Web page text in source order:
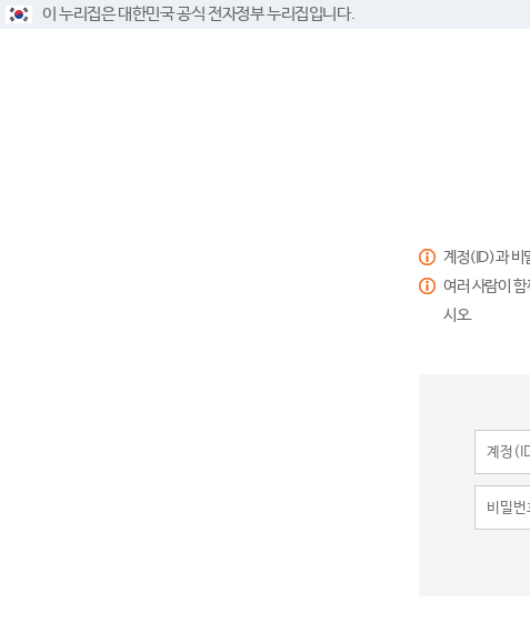
이 누리집은 대한민국 공식 전자정부 누리집입니다.
계정(ID)과 비
여러 사람이
시오.